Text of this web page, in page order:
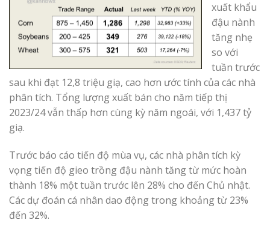
xuất khẩu
đậu nành
tăng nhẹ
so với
tuần trước
sau khi đạt 12,8 triệu giạ, cao hơn ước tính của các nhà
phân tích. Tổng lượng xuất bán cho năm tiếp thị
2023/24 vẫn thấp hơn cùng kỳ năm ngoái, với 1,437 tỷ
giạ.
Trước báo cáo tiến độ mùa vụ, các nhà phân tích kỳ
vọng tiến độ gieo trồng đậu nành tăng từ mức hoàn
thành 18% một tuần trước lên 28% cho đến Chủ nhật.
Các dự đoán cá nhân dao động trong khoảng từ 23%
đến 32%.